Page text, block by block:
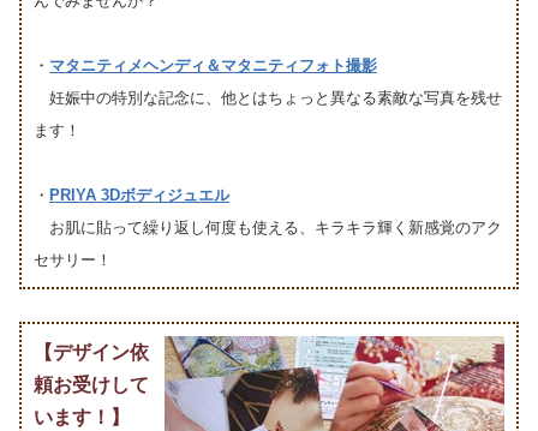
・ マタニティメヘンディ＆マタニティフォト撮影
妊娠中の特別な記念に、他とはちょっと異なる素敵な写真を残せ
ます！
・ PRIYA 3Dボディジュエル
お肌に貼って繰り返し何度も使える、キラキラ輝く新感覚のアク
セサリー！
【デザイン依
頼お受けして
います！】